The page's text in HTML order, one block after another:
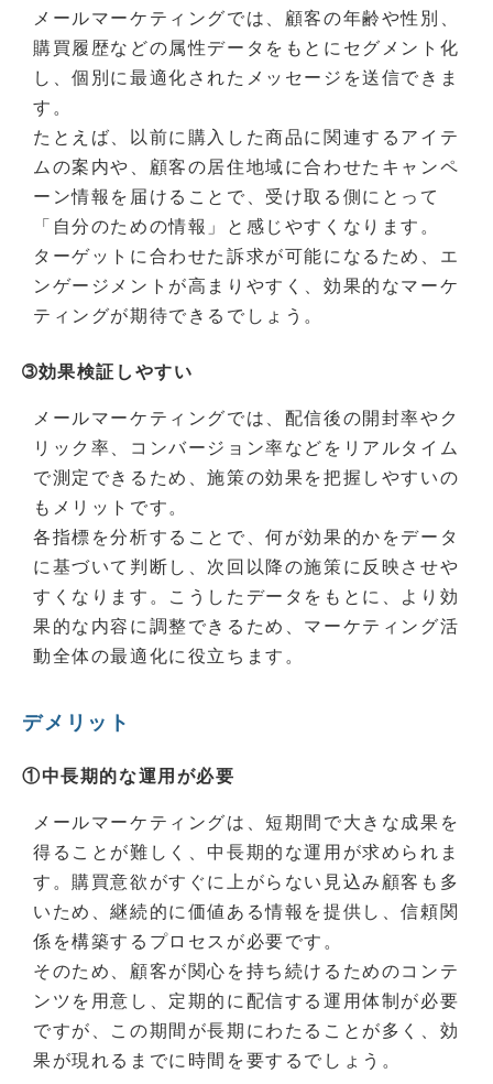
メールマーケティングでは、顧客の年齢や性別、
購買履歴などの属性データをもとにセグメント化
し、個別に最適化されたメッセージを送信できま
す。
たとえば、以前に購入した商品に関連するアイテ
ムの案内や、顧客の居住地域に合わせたキャンペ
ーン情報を届けることで、受け取る側にとって
「自分のための情報」と感じやすくなります。
ターゲットに合わせた訴求が可能になるため、エ
ンゲージメントが高まりやすく、効果的なマーケ
ティングが期待できるでしょう。
➂効果検証しやすい
メールマーケティングでは、配信後の開封率やク
リック率、コンバージョン率などをリアルタイム
で測定できるため、施策の効果を把握しやすいの
もメリットです。
各指標を分析することで、何が効果的かをデータ
に基づいて判断し、次回以降の施策に反映させや
すくなります。こうしたデータをもとに、より効
果的な内容に調整できるため、マーケティング活
動全体の最適化に役立ちます。
デメリット
①中長期的な運用が必要
メールマーケティングは、短期間で大きな成果を
得ることが難しく、中長期的な運用が求められま
す。購買意欲がすぐに上がらない見込み顧客も多
いため、継続的に価値ある情報を提供し、信頼関
係を構築するプロセスが必要です。
そのため、顧客が関心を持ち続けるためのコンテ
ンツを用意し、定期的に配信する運用体制が必要
ですが、この期間が長期にわたることが多く、効
果が現れるまでに時間を要するでしょう。